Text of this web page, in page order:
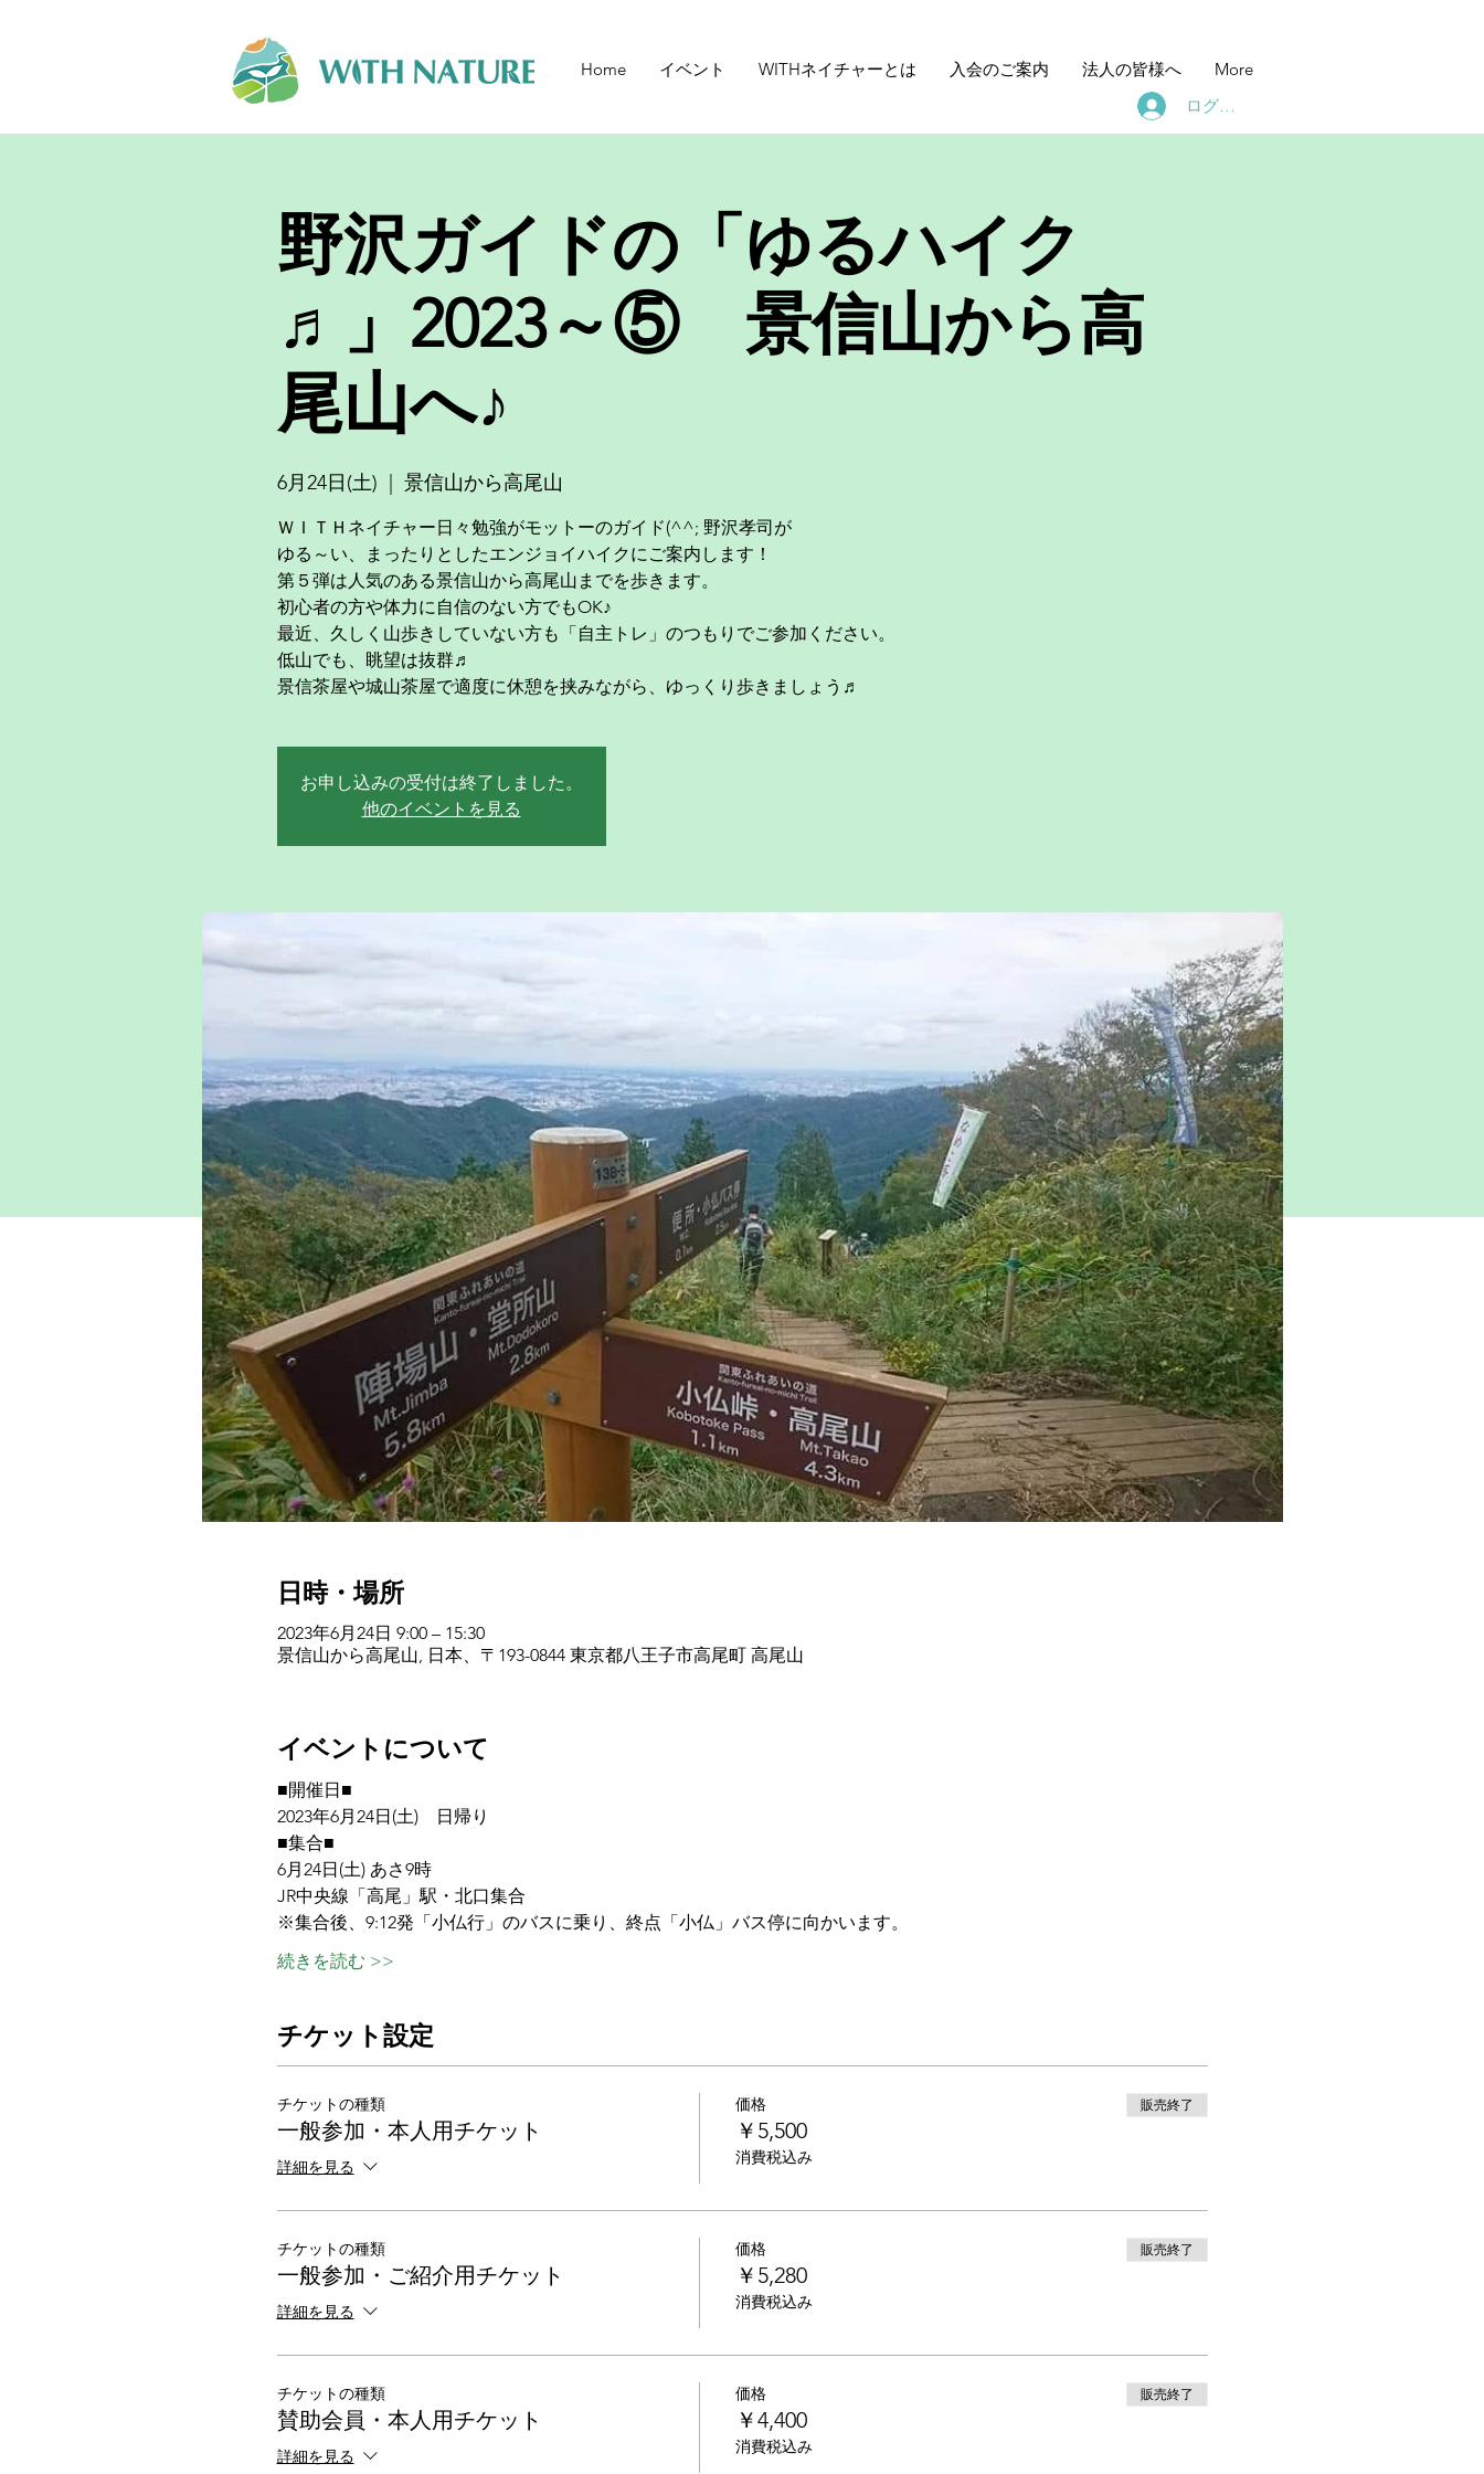
Home イベント WITHネイチャーとは 入会のご案内 法人の皆様へ
More
ログイン
野沢ガイドの「ゆるハイク
♬」2023～⑤ 景信山から高
尾山へ♪
6月24日(土) 景信山から高尾山
ＷＩＴＨネイチャー日々勉強がモットーのガイド(^^; 野沢孝司が
ゆる～い、まったりとしたエンジョイハイクにご案内します！
第５弾は人気のある景信山から高尾山までを歩きます。
初心者の方や体力に自信のない方でもOK♪
最近、久しく山歩きしていない方も「自主トレ」のつもりでご参加ください。
低山でも、眺望は抜群♬
景信茶屋や城山茶屋で適度に休憩を挟みながら、ゆっくり歩きましょう♬
お申し込みの受付は終了しました。
他のイベントを見る
日時・場所
2023年6月24日 9:00 – 15:30
景信山から高尾山, 日本、〒193-0844 東京都八王子市高尾町 高尾山
イベントについて
■開催日■
2023年6月24日(土)　日帰り
■集合■
6月24日(土) あさ9時
JR中央線「高尾」駅・北口集合
※集合後、9:12発「小仏行」のバスに乗り、終点「小仏」バス停に向かいます。
続きを読む >>
チケット設定
チケットの種類
一般参加・本人用チケット
詳細を見る
価格
￥5,500
消費税込み
販売終了
チケットの種類
一般参加・ご紹介用チケット
詳細を見る
価格
￥5,280
消費税込み
販売終了
チケットの種類
賛助会員・本人用チケット
詳細を見る
価格
￥4,400
消費税込み
販売終了